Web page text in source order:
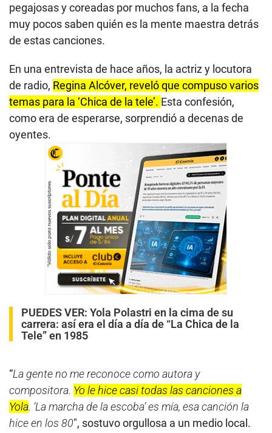
pegajosas y coreadas por muchos fans, a la fecha
muy pocos saben quién es la mente maestra detrás
de estas canciones.
En una entrevista de hace años, la actriz y locutora
de radio, Regina Alcóver, reveló que compuso varios
temas para la ‘Chica de la tele’. Esta confesión,
como era de esperarse, sorprendió a decenas de
oyentes.
PUEDES VER: Yola Polastri en la cima de su
carrera: así era el día a día de “La Chica de la
Tele” en 1985
“La gente no me reconoce como autora y
compositora. Yo le hice casi todas las canciones a
Yola. ‘La marcha de la escoba’ es mía, esa canción la
hice en los 80″, sostuvo orgullosa a un medio local.